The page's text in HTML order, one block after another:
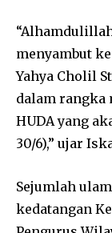
menyambut
Yahya Cholil
dalam rangka
HUDA yang
30/6),” ujar
Sejumlah
kedatangan